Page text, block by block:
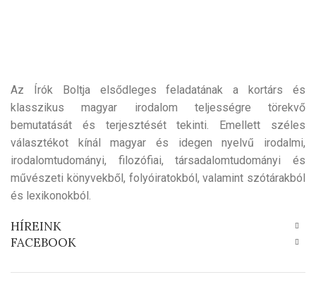
Az Írók Boltja elsődleges feladatának a kortárs és
klasszikus magyar irodalom teljességre törekvő
bemutatását és terjesztését tekinti. Emellett széles
választékot kínál magyar és idegen nyelvű irodalmi,
irodalomtudományi, filozófiai, társadalomtudományi és
művészeti könyvekből, folyóiratokból, valamint szótárakból
és lexikonokból.
HÍREINK
FACEBOOK